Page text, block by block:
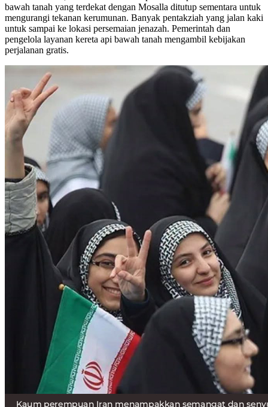
bawah tanah yang terdekat dengan Mosalla ditutup sementara untuk
mengurangi tekanan kerumunan. Banyak pentakziah yang jalan kaki
untuk sampai ke lokasi persemaian jenazah. Pemerintah dan
pengelola layanan kereta api bawah tanah mengambil kebijakan
perjalanan gratis.